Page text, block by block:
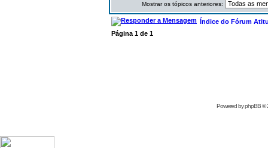
Mostrar os tópicos anteriores:
Índice do Fórum
Página 1 de 1
Powered byphpBB©